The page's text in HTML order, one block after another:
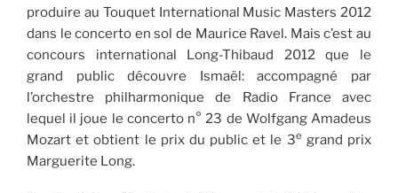
produire au Touquet International Music Masters 2012
dans le concerto en sol de Maurice Ravel. Mais c’est au
concours international Long-Thibaud 2012 que le
grand public découvre Ismaël: accompagné par
l’orchestre philharmonique de Radio France avec
lequel il joue le concerto n° 23 de Wolfgang Amadeus
Mozart et obtient le prix du public et le 3e grand prix
Marguerite Long.